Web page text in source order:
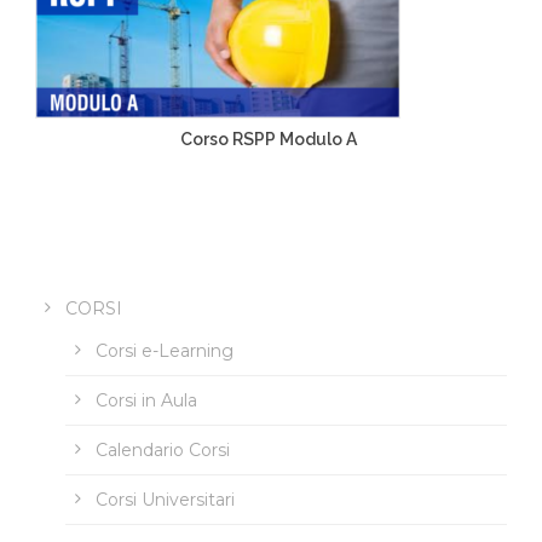
Corso RSPP Modulo A
CORSI
Corsi e-Learning
Corsi in Aula
Calendario Corsi
Corsi Universitari